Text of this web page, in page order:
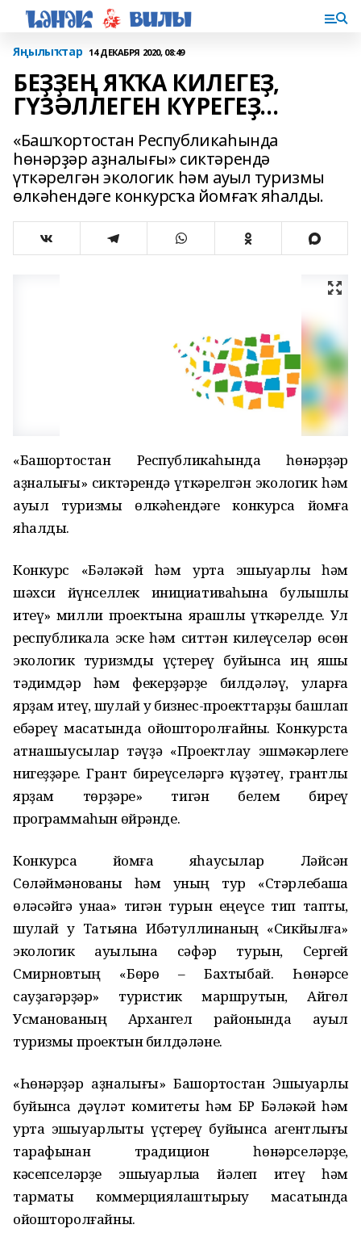
Яңылыҡтар 14 ДЕКАБРЯ 2020, 08:49
БЕҘҘЕҢ ЯҠҠА КИЛЕГЕҘ,
ГҮЗӘЛЛЕГЕН КҮРЕГЕҘ...
«Башҡортостан Республикаһында
һөнәрҙәр аҙналығы» сиктәрендә
үткәрелгән экологик һәм ауыл туризмы
өлкәһендәге конкурсҡа йомғаҡ яһалды.
«Башҡортостан Республикаһында һөнәрҙәр
аҙналығы» сиктәрендә үткәрелгән экологик һәм
ауыл туризмы өлкәһендәге конкурсҡа йомғаҡ
яһалды.
Конкурс «Бәләкәй һәм урта эшҡыуарлыҡ һәм
шәхси йүнселлек инициативаһына булышлыҡ
итеү» милли проектына ярашлы үткәрелде. Ул
республикала эске һәм ситтән килеүселәр өсөн
экологик туризмды үҫтереү буйынса иң яҡшы
тәҡдимдәр һәм фекерҙәрҙе билдәләү, уларға
ярҙам итеү, шулай уҡ бизнес-проекттарҙы башлап
ебәреү маҡсатында ойошторолғайны. Конкурста
ҡатнашыусылар тәүҙә «Проектлау эшмәкәрлеге
нигеҙҙәре. Грант биреүселәргә күҙәтеү, грантлы
ярҙам төрҙәре» тигән белем биреү
программаһын өйрәнде.
Конкурсҡа йомғаҡ яһаусылар Ләйсән
Сөләймәнованы һәм уның тур «Стәрлебашҡа
өләсәйгә ҡунаҡҡа» тигән турын еңеүсе тип тапты,
шулай уҡ Татьяна Ибәтуллинаның «Сикйылға»
экологик ауылына сәфәр турын, Сергей
Смирновтың «Бөрө – Бахтыбай. Һөнәрсе
сауҙагәрҙәр» туристик маршрутын, Айгөл
Усманованың Архангел районында ауыл
туризмы проектын билдәләне.
«Һөнәрҙәр аҙналығы» Башҡортостан Эшҡыуарлыҡ
буйынса дәүләт комитеты һәм БР Бәләкәй һәм
урта эшҡыуарлыҡты үҫтереү буйынса агентлығы
тарафынан традицион һөнәрселәрҙе,
кәсепселәрҙе эшҡыуарлыҡҡа йәлеп итеү һәм
тармаҡты коммерциялаштырыу маҡсатында
ойошторолғайны.